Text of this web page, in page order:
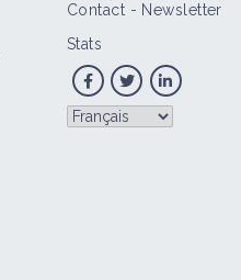
Contact - Newsletter
Stats